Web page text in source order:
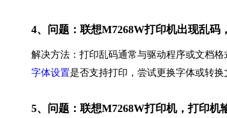
4、问题：联想M7268W打印机出现乱码
解决方法：打印乱码通常与驱动程序或文档
字体设置是否支持打印，尝试更换字体或转换
5、问题：联想M7268W打印机，打印机